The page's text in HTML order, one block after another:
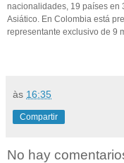
nacionalidades, 19 países en
Asiático. En Colombia está
representante exclusivo de 9
às 16:35
Compartir
No hay